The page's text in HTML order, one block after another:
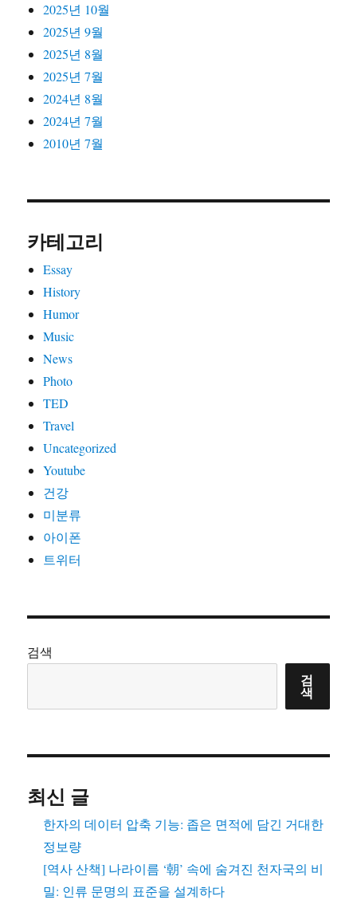
2025년 10월
2025년 9월
2025년 8월
2025년 7월
2024년 8월
2024년 7월
2010년 7월
카테고리
Essay
History
Humor
Music
News
Photo
TED
Travel
Uncategorized
Youtube
건강
미분류
아이폰
트위터
검색
검
색
최신 글
한자의 데이터 압축 기능: 좁은 면적에 담긴 거대한
정보량
[역사 산책] 나라이름 ‘朝’ 속에 숨겨진 천자국의 비
밀: 인류 문명의 표준을 설계하다